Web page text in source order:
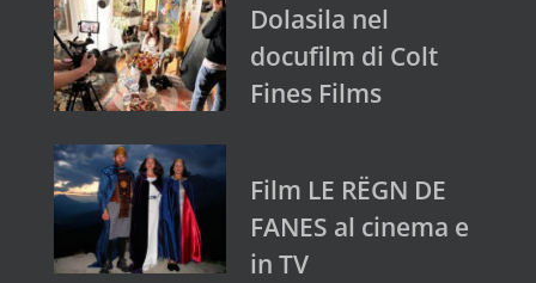
Dolasila nel
docufilm di Colt
Fines Films
Film LE RËGN DE
FANES al cinema e
in TV